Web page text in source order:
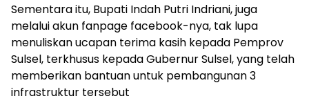
Sementara itu, Bupati Indah Putri Indriani, juga
melalui akun fanpage facebook-nya, tak lupa
menuliskan ucapan terima kasih kepada Pemprov
Sulsel, terkhusus kepada Gubernur Sulsel, yang telah
memberikan bantuan untuk pembangunan 3
infrastruktur tersebut